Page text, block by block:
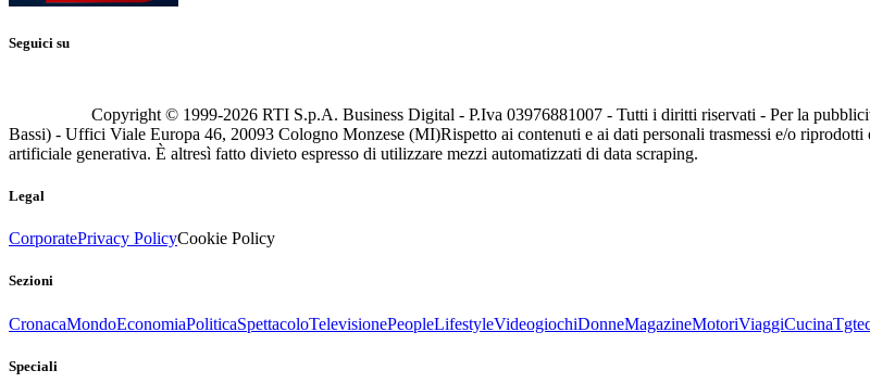
Seguici su
Copyright © 1999-2026 RTI S.p.A. Business Digital - P.Iva 03976881007 - Tutti i diritti riservati - Per la
Bassi) - Uffici Viale Europa 46, 20093 Cologno Monzese (MI)Rispetto ai contenuti e ai dati personali trasmessi e/o
artificiale generativa. È altresì fatto divieto espresso di utilizzare mezzi automatizzati di data scraping.
Legal
CorporatePrivacy PolicyCookie Policy
Sezioni
CronacaMondoEconomiaPoliticaSpettacoloTelevisionePeopleLifestyleVideogiochiDonneMagazineMotoriViaggiCucina
Speciali